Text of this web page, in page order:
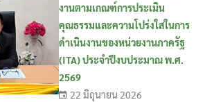
งานตามเกณฑ์การประเมิน
คุณธรรมและความโปร่งใสในการ
ดำเนินงานของหน่วยงานภาครัฐ
(ITA) ประจำปีงบประมาณ พ.ศ.
2569
22 มิถุนายน 2026